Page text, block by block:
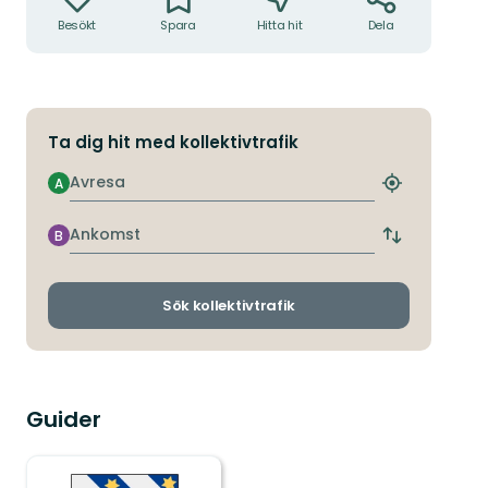
Besökt Spara Hitta hit Dela
Ta dig hit med kollektivtrafik
Avresa
A
Hitta
hållplats
Ankomst
B
Byt
och
Sök kollektivtrafik
Guider